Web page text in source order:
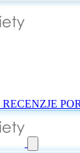
RECENZJE